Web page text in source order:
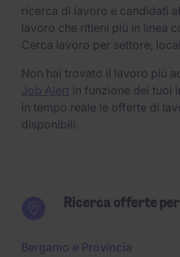
ricerca di lavoro e candidati
lavoro che ritieni più in linea
Cerca lavoro per settore,
Non hai trovato il lavoro più
Job Alert in funzione dei tuoi
in tempo reale le offerte di
disponibili.
Ricerca offerte
Bergamo e Provincia